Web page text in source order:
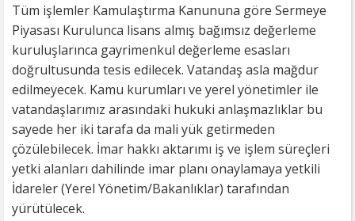
Tüm işlemler Kamulaştırma Kanununa göre Sermeye
Piyasası Kurulunca lisans almış bağımsız değerleme
kuruluşlarınca gayrimenkul değerleme esasları
doğrultusunda tesis edilecek. Vatandaş asla mağdur
edilmeyecek. Kamu kurumları ve yerel yönetimler ile
vatandaşlarımız arasındaki hukuki anlaşmazlıklar bu
sayede her iki tarafa da mali yük getirmeden
çözülebilecek. İmar hakkı aktarımı iş ve işlem süreçleri
yetki alanları dahilinde imar planı onaylamaya yetkili
İdareler (Yerel Yönetim/Bakanlıklar) tarafından
yürütülecek.